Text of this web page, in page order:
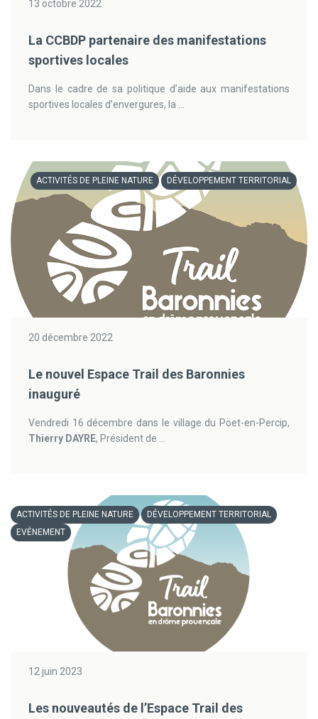
13 octobre 2022
La CCBDP partenaire des manifestations
sportives locales
Dans le cadre de sa politique d’aide aux manifestations
sportives locales d’envergures, la ...
ACTIVITÉS DE PLEINE NATURE DÉVELOPPEMENT TERRITORIAL
20 décembre 2022
Le nouvel Espace Trail des Baronnies
inauguré
Vendredi 16 décembre dans le village du Pöet-en-Percip,
Thierry DAYRE, Président de ...
ACTIVITÉS DE PLEINE NATURE
DÉVELOPPEMENT TERRITORIAL
EVÉNEMENT
12 juin 2023
Les nouveautés de l’Espace Trail des